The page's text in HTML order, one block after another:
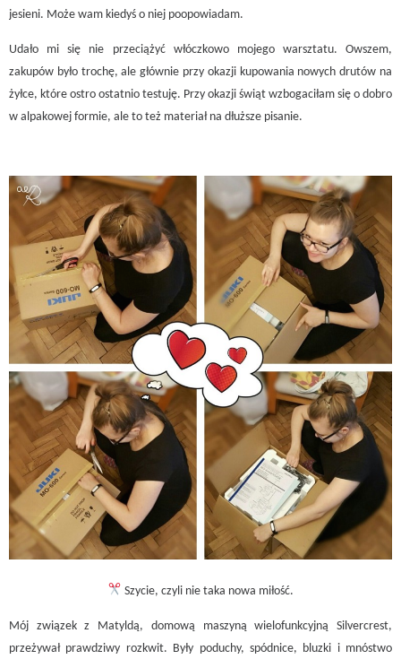
jesieni. Może wam kiedyś o niej poopowiadam.
Udało mi się nie przeciążyć włóczkowo mojego warsztatu. Owszem,
zakupów było trochę, ale głównie przy okazji kupowania nowych drutów na
żyłce, które ostro ostatnio testuję. Przy okazji świąt wzbogaciłam się o dobro
w alpakowej formie, ale to też materiał na dłuższe pisanie.
Szycie, czyli nie taka nowa miłość.
Mój związek z Matyldą, domową maszyną wielofunkcyjną Silvercrest,
przeżywał prawdziwy rozkwit. Były poduchy, spódnice, bluzki i mnóstwo